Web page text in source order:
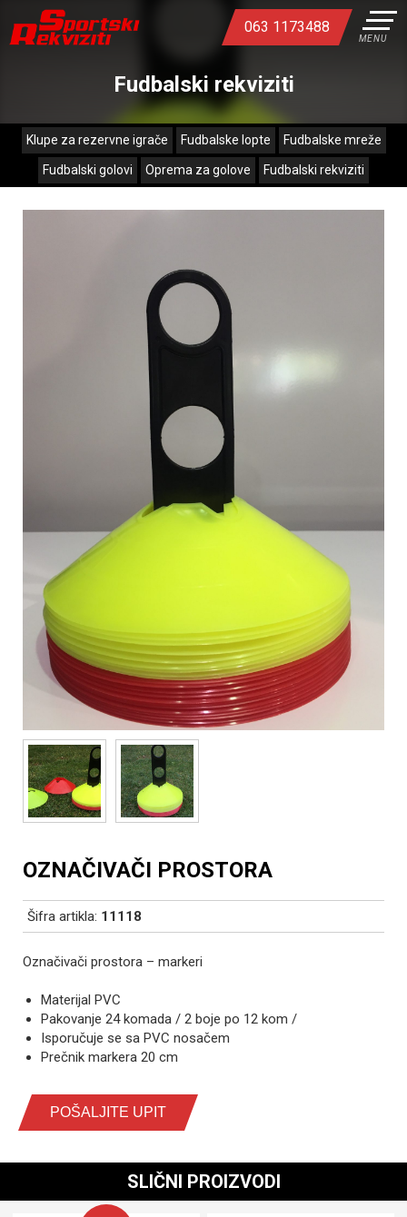
MENU
063 1173488
Fudbalski rekviziti
Klupe za rezervne igrače Fudbalske lopte Fudbalske mreže
Fudbalski golovi Oprema za golove Fudbalski rekviziti
OZNAČIVAČI PROSTORA
Šifra artikla: 11118
Označivači prostora – markeri
Materijal PVC
Pakovanje 24 komada / 2 boje po 12 kom /
Isporučuje se sa PVC nosačem
Prečnik markera 20 cm
POŠALJITE UPIT
SLIČNI PROIZVODI